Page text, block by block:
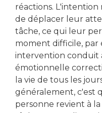
réactions.
de déplacer leur
tâche, ce qui leur
moment difficile, par
intervention conduit
émotionnelle
la vie de tous les
généralement, c'est
personne revient à